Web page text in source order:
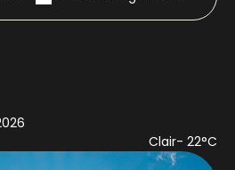
Clair- 22°C